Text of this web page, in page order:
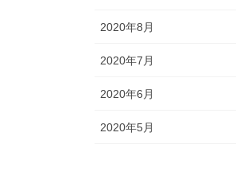
2020年8月
2020年7月
2020年6月
2020年5月